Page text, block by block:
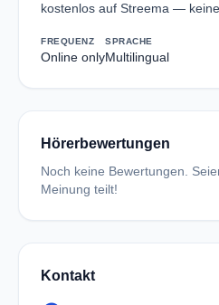
kostenlos auf Streema —
FREQUENZ
Online only
SPRACHE
Multilingual
Hörerbewertungen
Noch keine Bewertungen.
Meinung teilt!
Kontakt